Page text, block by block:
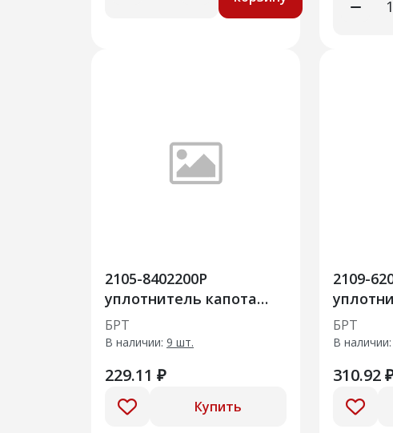
2105-8402200Р
уплотнитель капота
задний
БРТ
В наличии: 9 шт.
229.11 ₽
Купить
2109-
двери
БРТ
В наличии:
310.92